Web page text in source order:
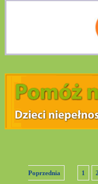
Poprzednia 1